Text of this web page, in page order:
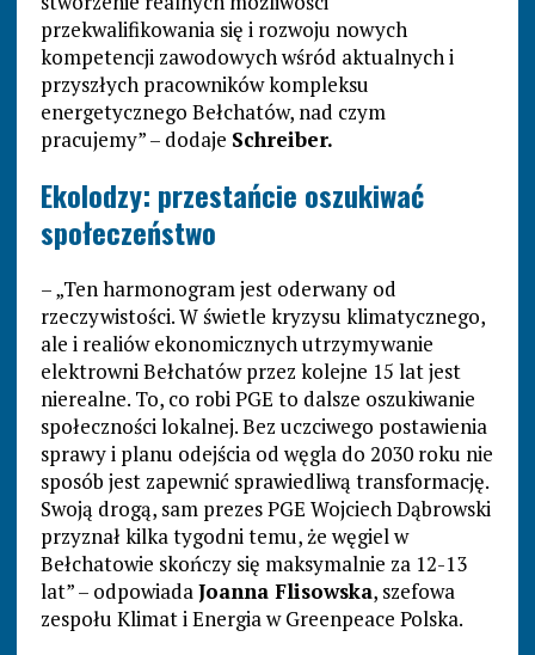
przekwalifikowania się i rozwoju nowych
kompetencji zawodowych wśród aktualnych i
przyszłych pracowników kompleksu
energetycznego Bełchatów, nad czym
pracujemy” – dodaje Schreiber.
Ekolodzy: przestańcie oszukiwać
społeczeństwo
– „Ten harmonogram jest oderwany od
rzeczywistości. W świetle kryzysu klimatycznego,
ale i realiów ekonomicznych utrzymywanie
elektrowni Bełchatów przez kolejne 15 lat jest
nierealne. To, co robi PGE to dalsze oszukiwanie
społeczności lokalnej. Bez uczciwego postawienia
sprawy i planu odejścia od węgla do 2030 roku nie
sposób jest zapewnić sprawiedliwą transformację.
Swoją drogą, sam prezes PGE Wojciech Dąbrowski
przyznał kilka tygodni temu, że węgiel w
Bełchatowie skończy się maksymalnie za 12-13
lat” – odpowiadaJoanna Flisowska, szefowa
zespołu Klimat i Energia w Greenpeace Polska.